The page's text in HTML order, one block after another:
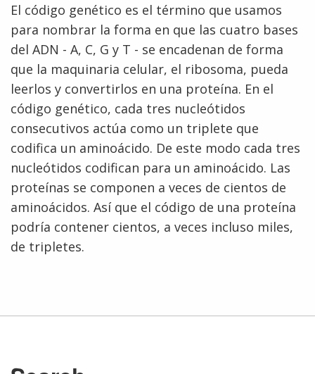
FUNDING
RESEARCH
NEWS &
NHGRI
El código genético es el término que usamos
para nombrar la forma en que las cuatro bases
del ADN - A, C, G y T - se encadenan de forma
que la maquinaria celular, el ribosoma, pueda
leerlos y convertirlos en una proteína. En el
código genético, cada tres nucleótidos
consecutivos actúa como un triplete que
codifica un aminoácido. De este modo cada tres
nucleótidos codifican para un aminoácido. Las
proteínas se componen a veces de cientos de
aminoácidos. Así que el código de una proteína
podría contener cientos, a veces incluso miles,
de tripletes.